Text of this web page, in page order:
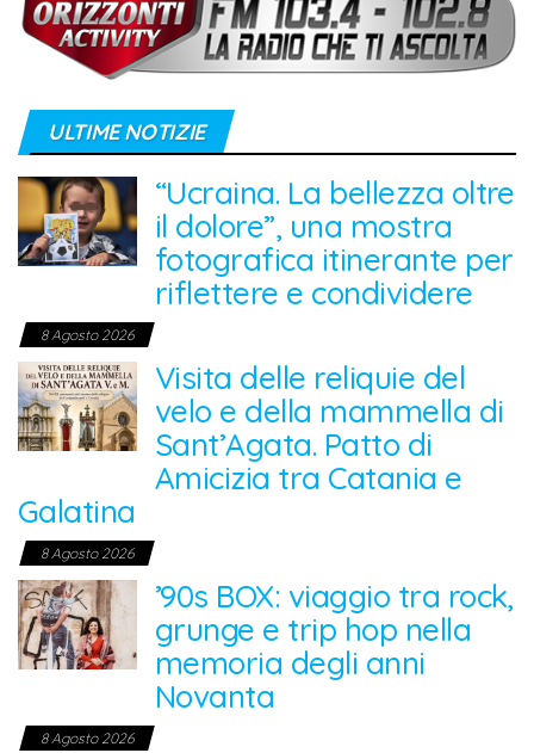
ULTIME NOTIZIE
“Ucraina. La bellezza oltre
il dolore”, una mostra
fotografica itinerante per
riflettere e condividere
8 Agosto 2026
Visita delle reliquie del
velo e della mammella di
Sant’Agata. Patto di
Amicizia tra Catania e
Galatina
8 Agosto 2026
’90s BOX: viaggio tra rock,
grunge e trip hop nella
memoria degli anni
Novanta
8 Agosto 2026